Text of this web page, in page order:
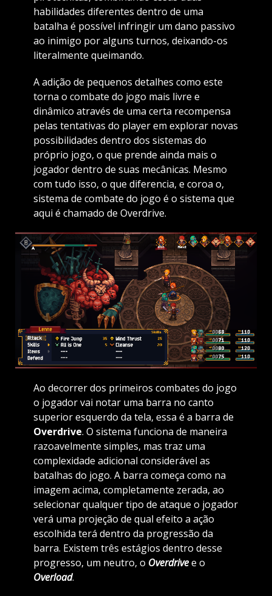
habilidades diferentes dentro de uma
batalha é possível infringir um dano passivo
ao inimigo por alguns turnos, deixando-os
literalmente queimando.
A adição de pequenos detalhes como este
torna o combate do jogo mais livre e
dinâmico através de uma certa recompensa
pelas tentativas do player em explorar novas
possibilidades dentro dos sistemas do
próprio jogo, o que prende ainda mais o
jogador dentro de suas mecânicas. Mesmo
com tudo isso, o que diferencia, e coroa o,
sistema de combate do jogo é o sistema que
aqui é chamado de Overdrive.
Ao decorrer dos primeiros combates do jogo
o jogador vai notar uma barra no canto
superior esquerdo da tela, essa é a barra de
Overdrive. O sistema funciona de maneira
razoavelmente simples, mas traz uma
complexidade adicional considerável as
batalhas do jogo. A barra começa como na
imagem acima, completamente zerada, ao
selecionar qualquer tipo de ataque o jogador
verá uma projeção de qual efeito a ação
escolhida terá dentro da progressão da
barra. Existem três estágios dentro desse
progresso, um neutro, o Overdrivee o
Overload.